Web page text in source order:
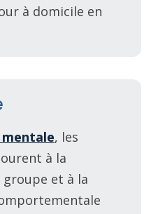
à domicile en
, les
à la
groupe et à la